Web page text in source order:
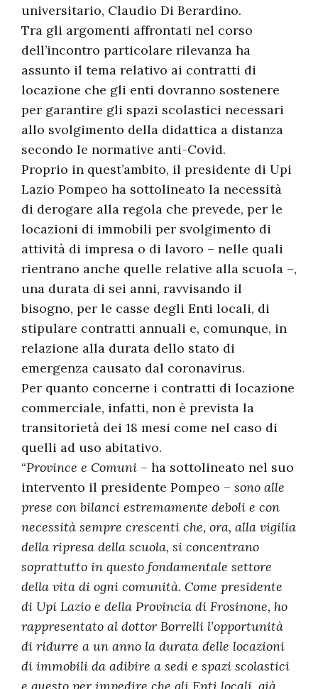
universitario, Claudio Di Berardino.
Tra gli argomenti affrontati nel corso
dell’incontro particolare rilevanza ha
assunto il tema relativo ai contratti di
locazione che gli enti dovranno sostenere
per garantire gli spazi scolastici necessari
allo svolgimento della didattica a distanza
secondo le normative anti-Covid.
Proprio in quest’ambito, il presidente di Upi
Lazio Pompeo ha sottolineato la necessità
di derogare alla regola che prevede, per le
locazioni di immobili per svolgimento di
attività di impresa o di lavoro – nelle quali
rientrano anche quelle relative alla scuola –,
una durata di sei anni, ravvisando il
bisogno, per le casse degli Enti locali, di
stipulare contratti annuali e, comunque, in
relazione alla durata dello stato di
emergenza causato dal coronavirus.
Per quanto concerne i contratti di locazione
commerciale, infatti, non è prevista la
transitorietà dei 18 mesi come nel caso di
quelli ad uso abitativo.
“Province e Comuni – ha sottolineato nel suo
intervento il presidente Pompeo – sono alle
prese con bilanci estremamente deboli e con
necessità sempre crescenti che, ora, alla vigilia
della ripresa della scuola, si concentrano
soprattutto in questo fondamentale settore
della vita di ogni comunità. Come presidente
di Upi Lazio e della Provincia di Frosinone, ho
rappresentato al dottor Borrelli l’opportunità
di ridurre a un anno la durata delle locazioni
di immobili da adibire a sedi e spazi scolastici